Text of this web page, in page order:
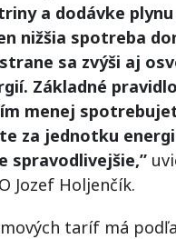
a dodávke plynu
nižšia spotreba
sa zvýši aj
Základné
menej
za jednotku
spravodlivejšie,”
Jozef Holjenčík.
taríf má podľa